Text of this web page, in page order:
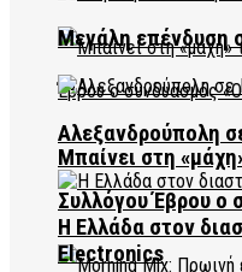
Μπαίνει στη
Συλλόγου Έβρου ο
Μεγάλη επένδυση
Αλεξανδρούπολη
Η Ελλάδα στον
Electronics